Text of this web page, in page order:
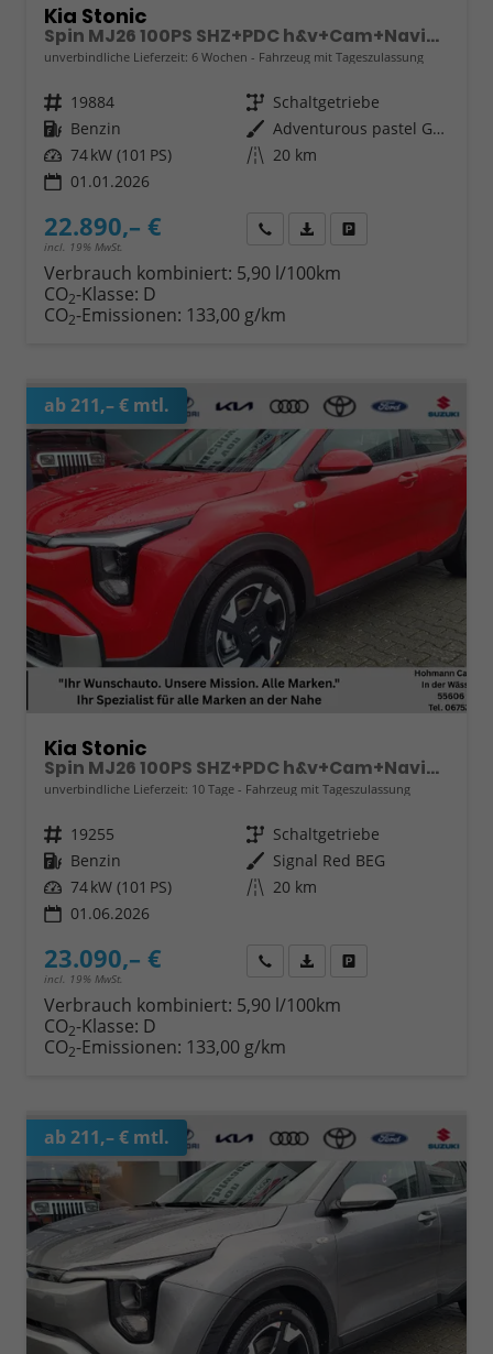
Kia Stonic
Spin MJ26 100PS SHZ+PDC h&v+Cam+Navi+Klima
unverbindliche Lieferzeit: 6 Wochen Fahrzeug mit Tageszulassung
Fahrzeugnr. 19884 Getriebe Schaltgetriebe
Kraftstoff Benzin Außenfarbe
Adventurous pastel Green A2G
Leistung 74 kW (101 PS) Kilometerstand 20 km
01.01.2026
22.890,– €
incl. 19% MwSt.
Wir rufen Sie anFahrzeugexposé (PDF)
Verbrauch kombiniert: 5,90 l/100km
CO2-Klasse: D
CO2-Emissionen: 133,00 g/km
ab 211,– € mtl.
Kia Stonic
Spin MJ26 100PS SHZ+PDC h&v+Cam+Navi+Klima
unverbindliche Lieferzeit: 10 Tage Fahrzeug mit Tageszulassung
Fahrzeugnr. 19255 Getriebe Schaltgetriebe
Kraftstoff Benzin Außenfarbe Signal Red BEG
Leistung 74 kW (101 PS) Kilometerstand 20 km
01.06.2026
23.090,– €
incl. 19% MwSt.
Wir rufen Sie anFahrzeugexposé (PDF)
Verbrauch kombiniert: 5,90 l/100km
CO2-Klasse: D
CO2-Emissionen: 133,00 g/km
ab 211,– € mtl.